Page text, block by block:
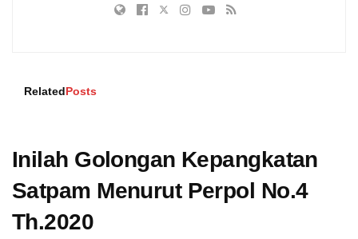
RelatedPosts
Inilah Golongan Kepangkatan
Satpam Menurut Perpol No.4
Th.2020